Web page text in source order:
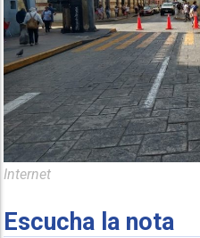
Internet
Escucha la nota